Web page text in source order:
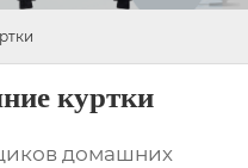
куртки
домашних